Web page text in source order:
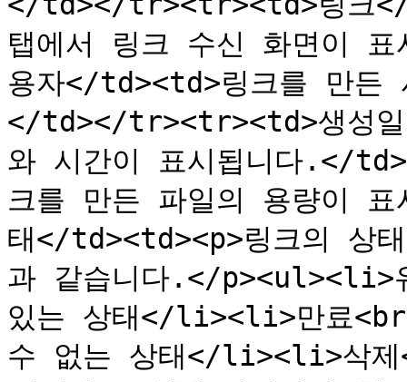
탭에서 링크 수신 화면이
용자</td><td>링크를 만든
</td></tr><tr><td>생성일
와 시간이 표시됩니다.</
크를 만든 파일의 용량이
태</td><td><p>링크의 상
과 같습니다.</p><ul><li>
있는 상태</li><li>만료
수 없는 상태</li><li>삭제